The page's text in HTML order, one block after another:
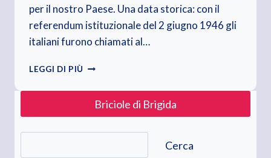
per il nostro Paese. Una data storica: con il
referendum istituzionale del 2 giugno 1946 gli
italiani furono chiamati al…
LEGGI DI PIÙ BUONA
DELLA
REPUBBLICA
Briciole di Brigida
Cerca